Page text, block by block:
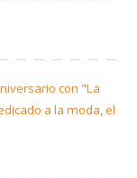
con "La
a la moda, el